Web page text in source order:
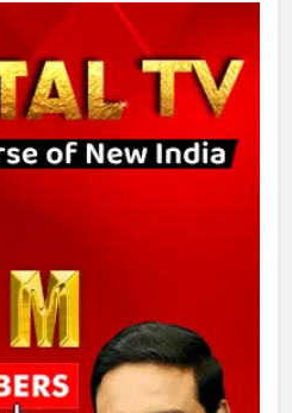
युद्धविराम को लेकर बड़ी खबरें
से पहले लालू परिवार पर बड़ा झटका,
अस्पताल का नाम अमर शहीद ठाकुर
सिंह के नाम पर करने की मांग तेज